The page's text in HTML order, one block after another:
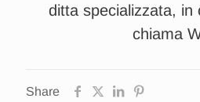
ditta specializzata, in
chiama
Share